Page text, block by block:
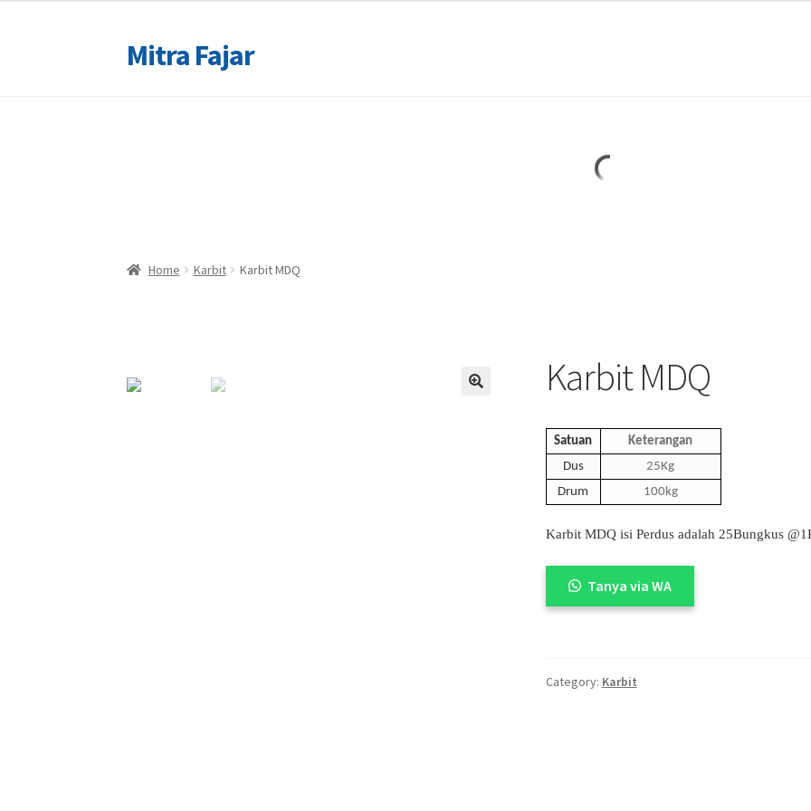
Skip
to
Skip
to
Mitra Fajar
Home Karbit Karbit MDQ
Karbit MDQ
Satuan
Keterangan
Dus
25Kg
Drum
100kg
Karbit MDQ isi Perdus adalah 25Bungkus
Tanya via WA
Category: Karbit